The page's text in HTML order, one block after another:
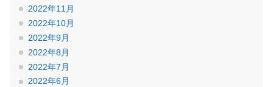
2022年11月
2022年10月
2022年9月
2022年8月
2022年7月
2022年6月